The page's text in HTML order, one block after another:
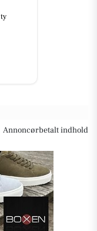
Annoncørbetalt indhold